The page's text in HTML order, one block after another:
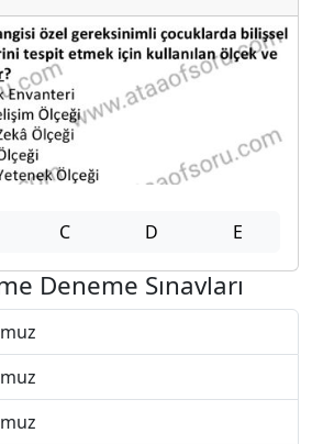
C D E
Deneme Sınavları